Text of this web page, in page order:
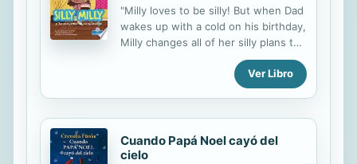
de esa vieja casa abandonada. Sal de
aquíantes de que…Pero ya es
demasiado tarde. Ella te ha visto.
ti, sólo en ti. Notienes escapatoria.
"Milly loves to be silly! But when Dad
wakes up with a cold on his birthday,
Milly changes all of her silly plans to
help him feel better. Milly loves to be
silly, but she loves Dad even more
and wants to help take care of him
Ver Libro
Cuando Papá Noel cayó del
cielo